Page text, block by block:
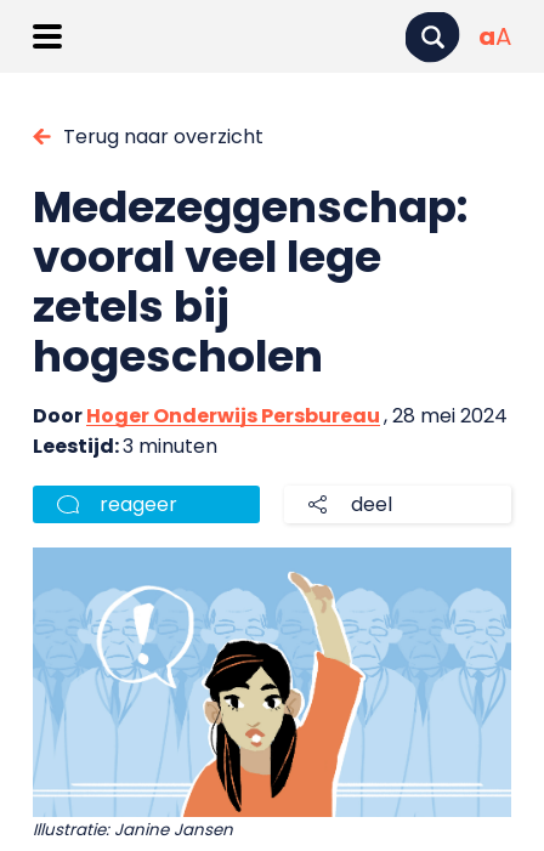
aA
Terug naar overzicht
Medezeggenschap:
vooral veel lege
zetels bij
hogescholen
DoorHoger Onderwijs Persbureau, 28 mei 2024
Leestijd:3 minuten
reageer deel
Illustratie: Janine Jansen